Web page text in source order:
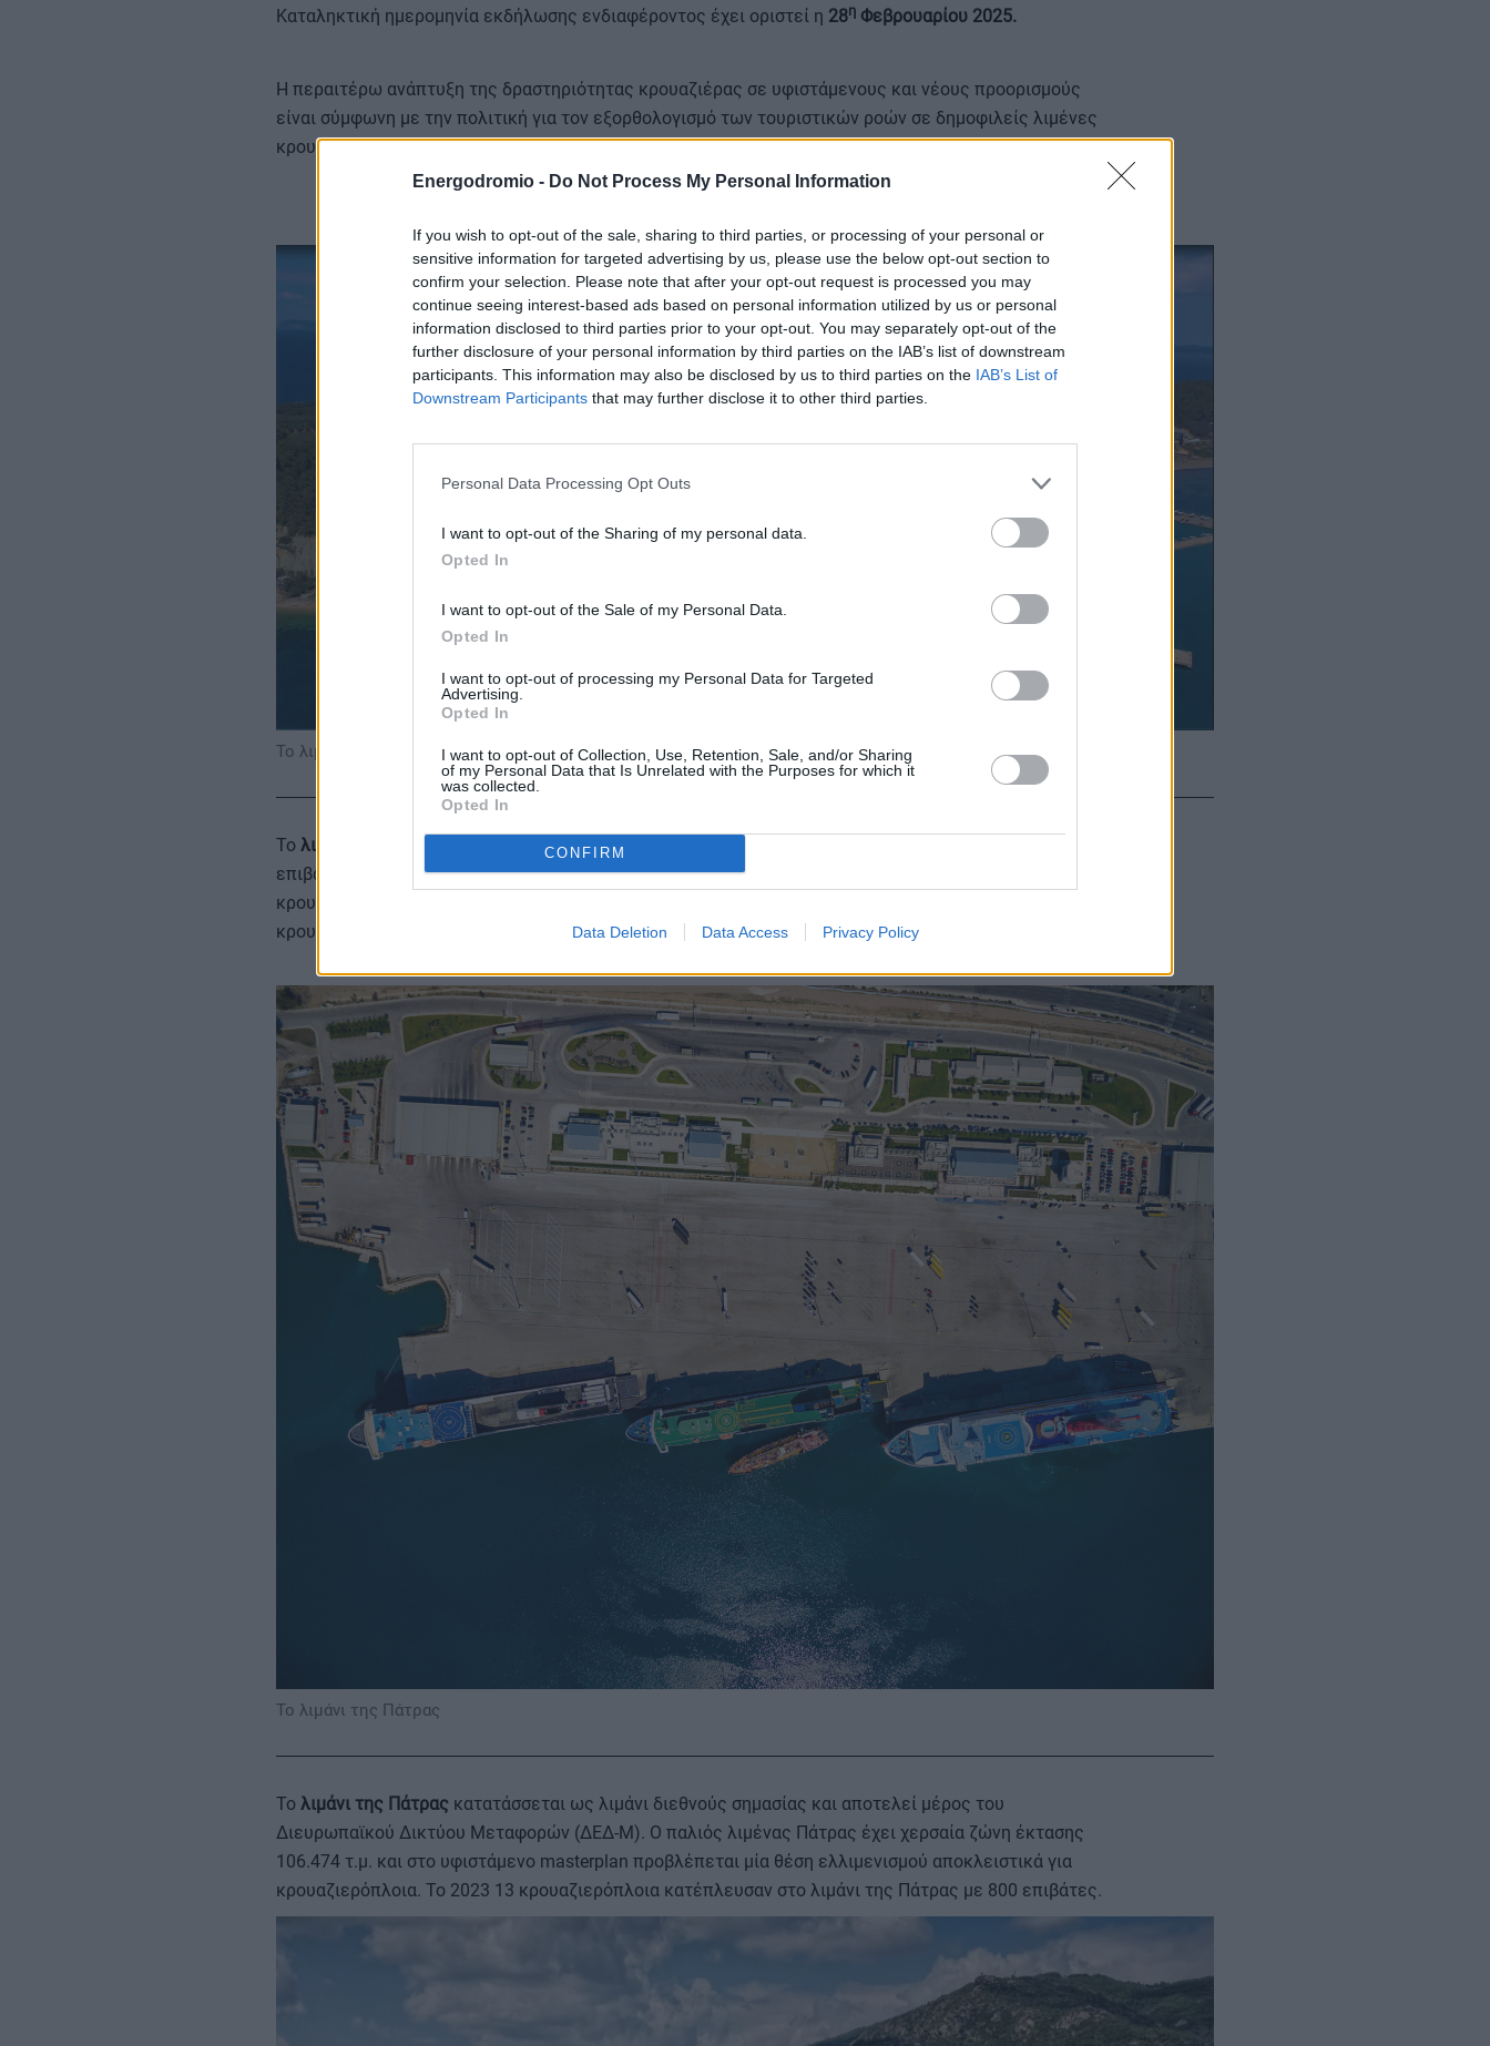
Energodromio - Do Not Process My Personal Information
If you wish to opt-out of the sale, sharing to third parties, or processing of your personal or
sensitive information for targeted advertising by us, please use the below opt-out section to
confirm your selection. Please note that after your opt-out request is processed you may
continue seeing interest-based ads based on personal information utilized by us or personal
information disclosed to third parties prior to your opt-out. You may separately opt-out of the
further disclosure of your personal information by third parties on the IAB’s list of downstream
participants. This information may also be disclosed by us to third parties on the IAB’s List of
Downstream Participants that may further disclose it to other third parties.
Personal Data Processing Opt Outs
I want to opt-out of the Sharing of my personal data.
Opted In
I want to opt-out of the Sale of my Personal Data.
Opted In
I want to opt-out of processing my Personal Data for Targeted
Advertising.
Opted In
I want to opt-out of Collection, Use, Retention, Sale, and/or Sharing
of my Personal Data that Is Unrelated with the Purposes for which it
was collected.
Opted In
CONFIRM
Data Deletion Data Access Privacy Policy
Καταληκτική ημερομηνία εκδήλωσης ενδιαφέροντος έχει οριστεί η 28ηΦεβρουαρίου 2025.
Η περαιτέρω ανάπτυξη της δραστηριότητας κρουαζιέρας σε υφιστάμενους και νέους προορισμούς
είναι σύμφωνη με την πολιτική για τον εξορθολογισμό των τουριστικών ροών σε δημοφιλείς λιμένες
κρουαζιέρας και την αντιμετώπιση φαινομένων υπερσυγκέντρωσης.
Το λιμάνι του Κατακόλου
Το λιμάνι του Κατάκολου
κατατάχθηκε μεταξύ των 10 λιμένων κρουαζιέρας με τη μεγαλύτερη
επιβατική κίνηση το 2023, κυρίως λόγω της εγγύτητάς του με την Αρχαία Ολυμπία, με 206
κρουαζιερόπλοια και 390.153 επιβάτες. Έχει τη δυνατότητα να εξυπηρετεί έως τρία (3)
κρουαζιερόπλοια με μήκος άνω των 350 μέτρων.
Το λιμάνι της Πάτρας
Το λιμάνι της Πάτραςκατατάσσεται ως λιμάνι διεθνούς σημασίας και αποτελεί μέρος του
Διευρωπαϊκού Δικτύου Μεταφορών (ΔΕΔ-Μ). Ο παλιός λιμένας Πάτρας έχει χερσαία ζώνη έκτασης
106.474 τ.μ. και στο υφιστάμενο masterplan προβλέπεται μία θέση ελλιμενισμού αποκλειστικά για
κρουαζιερόπλοια. Το 2023 13 κρουαζιερόπλοια κατέπλευσαν στο λιμάνι της Πάτρας με 800 επιβάτες.